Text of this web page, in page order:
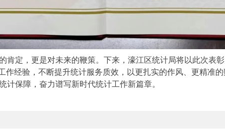
肯定，更是对未来的鞭策。下来，濠江区统计局将以此次表
作经验，不断提升统计服务质效，以更扎实的作风、更精准
计保障，奋力谱写新时代统计工作新篇章。